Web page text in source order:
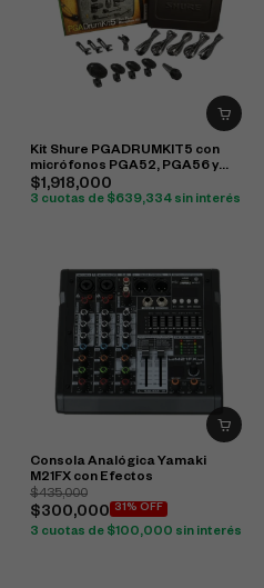
Kit Shure PGADRUMKIT5 con
micrófonos PGA52, PGA56 y
PGA57 para batería
$1,918,000
3 cuotas de $639,334 sin interés
Consola Analógica Yamaki
M21FX con Efectos
$435,000
$300,000 31% OFF
3 cuotas de $100,000 sin interés